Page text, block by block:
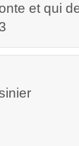
et qui